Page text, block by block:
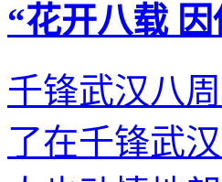
“花开八载
千锋武汉八
了在千锋武